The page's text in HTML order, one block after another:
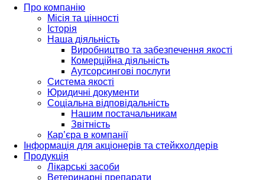
Про компанію
Місія та цінності
Історія
Наша діяльність
Виробництво та забезпечення якості
Комерційна діяльність
Аутсорсингові послуги
Система якості
Юридичні документи
Соціальна відповідальність
Нашим постачальникам
Звітність
Кар’єра в компанії
Інформація для акціонерів та стейкхолдерів
Продукція
Лікарські засоби
Ветеринарні препарати